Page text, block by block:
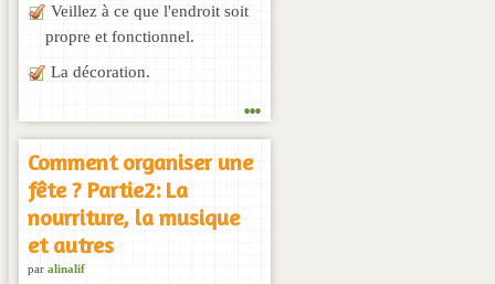
Veillez à ce que l'endroit soit
propre et fonctionnel.
La décoration.
...
Comment organiser une
fête ? Partie2: La
nourriture, la musique
et autres
par alinalif